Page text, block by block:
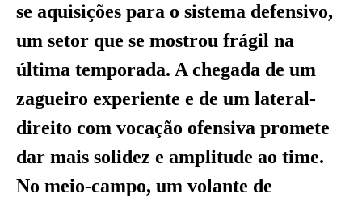
se aquisições para o sistema defensivo,
um setor que se mostrou frágil na
última temporada. A chegada de um
zagueiro experiente e de um lateral-
direito com vocação ofensiva promete
dar mais solidez e amplitude ao time.
No meio-campo, um volante de